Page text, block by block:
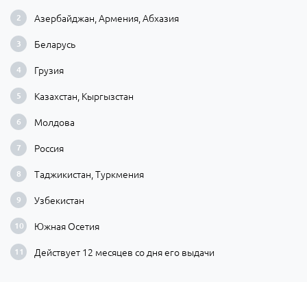
Азербайджан, Армения, Абхазия
Беларусь
Грузия
Казахстан, Кыргызстан
Молдова
Россия
Таджикистан, Туркмения
Узбекистан
Южная Осетия
Действует 12 месяцев со дня его выдачи